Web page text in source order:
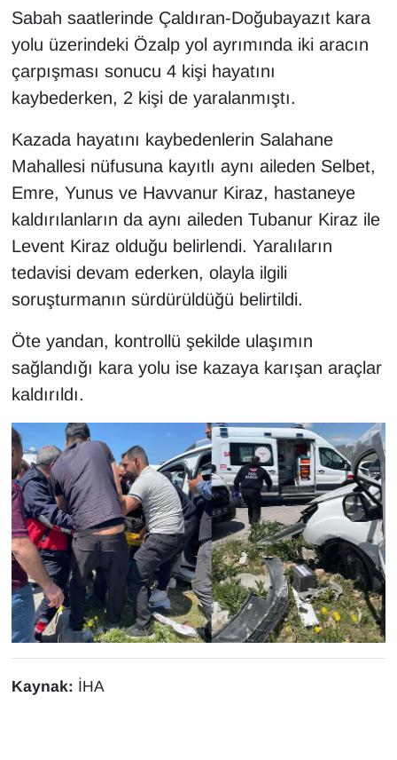
Sabah saatlerinde Çaldıran-Doğubayazıt kara
yolu üzerindeki Özalp yol ayrımında iki aracın
çarpışması sonucu 4 kişi hayatını
kaybederken, 2 kişi de yaralanmıştı.
Kazada hayatını kaybedenlerin Salahane
Mahallesi nüfusuna kayıtlı aynı aileden Selbet,
Emre, Yunus ve Havvanur Kiraz, hastaneye
kaldırılanların da aynı aileden Tubanur Kiraz ile
Levent Kiraz olduğu belirlendi. Yaralıların
tedavisi devam ederken, olayla ilgili
soruşturmanın sürdürüldüğü belirtildi.
Öte yandan, kontrollü şekilde ulaşımın
sağlandığı kara yolu ise kazaya karışan araçlar
kaldırıldı.
Kaynak: İHA
İngilizce
Kadın
Kim Kimdir?
Kültür & Sanat
KURDÎ
MAGAZİN
MEDYA
ONE EKONOMİ
POLİTİKA
Resmi İlanlar
RÖPORTAJ
SAĞLIK
Seri İlan
Sinema - TV